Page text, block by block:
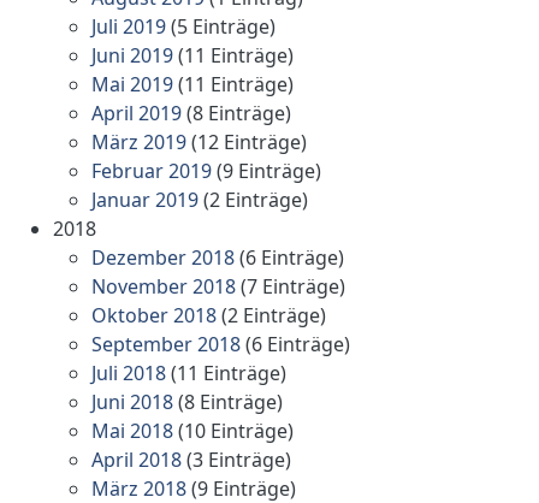
Juli 2019(5 Einträge)
Juni 2019(11 Einträge)
Mai 2019(11 Einträge)
April 2019(8 Einträge)
März 2019(12 Einträge)
Februar 2019(9 Einträge)
Januar 2019(2 Einträge)
2018
Dezember 2018(6 Einträge)
November 2018(7 Einträge)
Oktober 2018(2 Einträge)
September 2018(6 Einträge)
Juli 2018(11 Einträge)
Juni 2018(8 Einträge)
Mai 2018(10 Einträge)
April 2018(3 Einträge)
März 2018(9 Einträge)